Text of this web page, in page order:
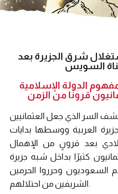
شرق الجزيرة بعد
السويس
الدولة الإسلامية
قرونًا من الزمن
السر الذي جعل العثمانيين
العربية ووسطها بدايات
بعد قرونٍ من الإهمال
كثيرًا بداخل شبه جزيرة
السعوديون وحرروا الحرمين
الشريفين من احتلالهم.